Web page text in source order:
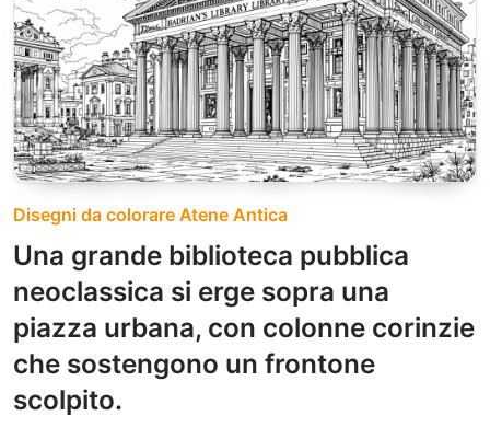
Disegni da colorare Atene Antica
Una grande biblioteca pubblica
neoclassica si erge sopra una
piazza urbana, con colonne corinzie
che sostengono un frontone
scolpito.